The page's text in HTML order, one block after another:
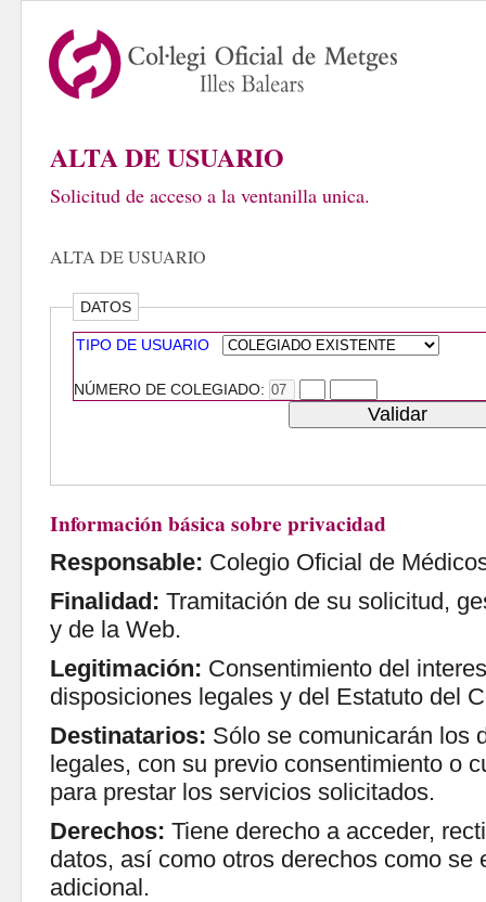
ALTA DE USUARIO
Solicitud de acceso a la ventanilla unica.
ALTA DE USUARIO
DATOS
TIPO DE USUARIO
NÚMERO DE COLEGIADO:
Información básica sobre privacidad
Responsable: Colegio Oficial de
Finalidad: Tramitación de su solicitud,
y de la Web.
Legitimación: Consentimiento del
disposiciones legales y del Estatuto del
Destinatarios: Sólo se comunicarán los
legales, con su previo consentimiento o
para prestar los servicios solicitados.
Derechos: Tiene derecho a acceder,
datos, así como otros derechos como se
adicional.